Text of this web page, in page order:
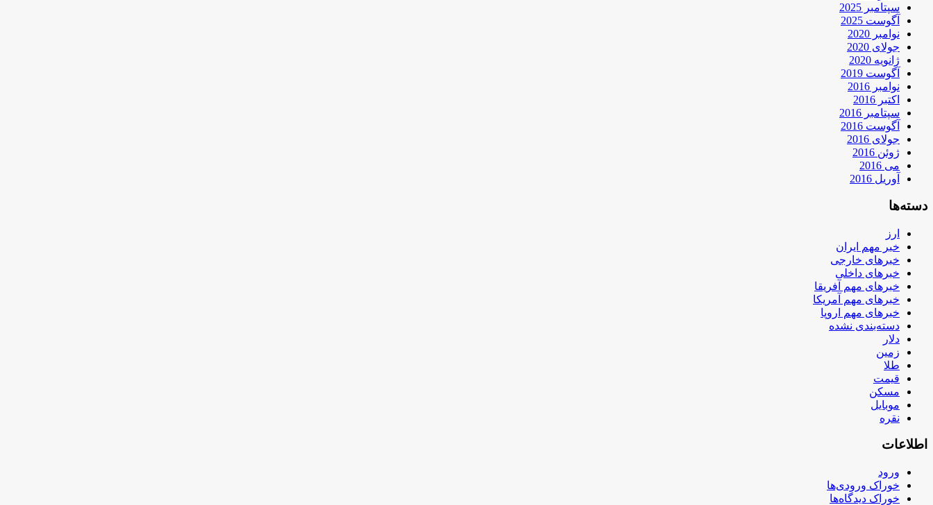
سپتامبر 2025
آگوست 2025
نوامبر 2020
جولای 2020
ژانویه 2020
آگوست 2019
نوامبر 2016
اکتبر 2016
سپتامبر 2016
آگوست 2016
جولای 2016
ژوئن 2016
می 2016
آوریل 2016
دسته‌ها
ارز
خبر مهم ایران
خبرهای خارجی
خبرهای داخلی
خبرهای مهم آفریقا
خبرهای مهم آمریکا
خبرهای مهم اروپا
دسته‌بندی نشده
دلار
زمین
طلا
قیمت
مسکن
موبایل
نقره
اطلاعات
ورود
خوراک ورودی‌ها
خوراک دیدگاه‌ها